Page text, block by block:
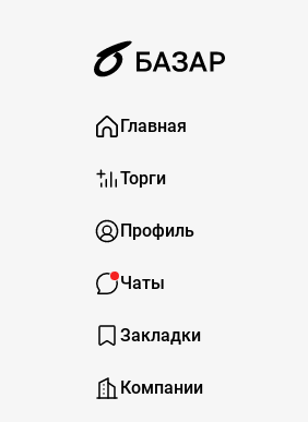
Главная
Торги
Профиль
Чаты
Закладки
Компании